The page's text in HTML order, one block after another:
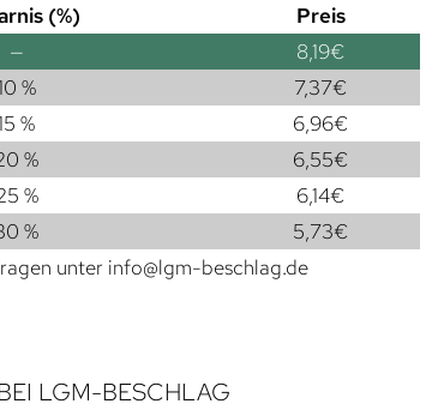
(%)
Preis
— 8,19€
% 7,37€
% 6,96€
% 6,55€
% 6,14€
% 5,73€
unter info@lgm-beschlag.de
LGM-BESCHLAG